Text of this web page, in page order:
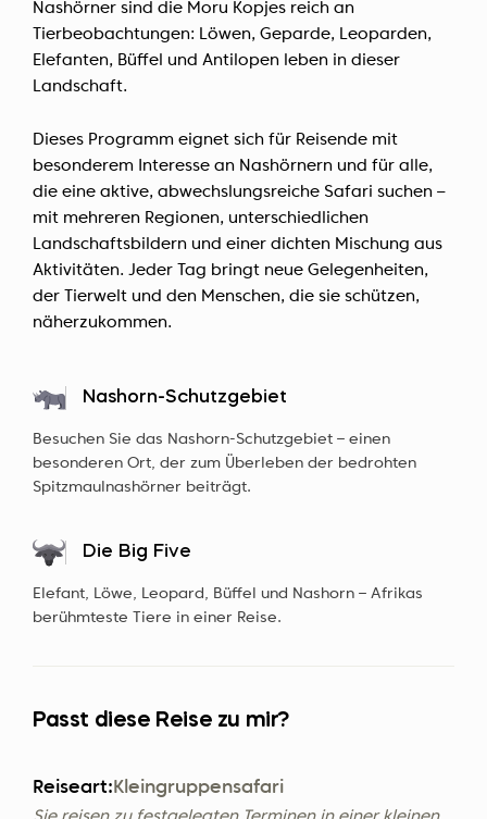
Nashörner sind die Moru Kopjes reich an
Tierbeobachtungen: Löwen, Geparde, Leoparden,
Elefanten, Büffel und Antilopen leben in dieser
Landschaft.
Dieses Programm eignet sich für Reisende mit
besonderem Interesse an Nashörnern und für alle,
die eine aktive, abwechslungsreiche Safari suchen –
mit mehreren Regionen, unterschiedlichen
Landschaftsbildern und einer dichten Mischung aus
Aktivitäten. Jeder Tag bringt neue Gelegenheiten,
der Tierwelt und den Menschen, die sie schützen,
näherzukommen.
Nashorn-Schutzgebiet
Besuchen Sie das Nashorn-Schutzgebiet – einen
besonderen Ort, der zum Überleben der bedrohten
Spitzmaulnashörner beiträgt.
Die Big Five
Elefant, Löwe, Leopard, Büffel und Nashorn – Afrikas
berühmteste Tiere in einer Reise.
Passt diese Reise zu mir?
Reiseart: Kleingruppensafari